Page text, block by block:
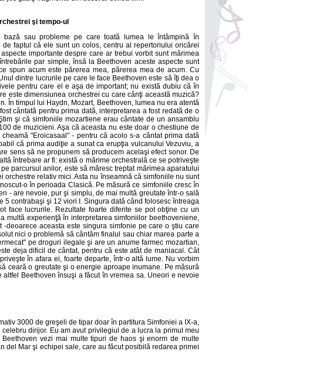
şi tempo-ul
bază sau probleme pe care toată lumea le întâmpină în
faptul că ele sunt un colos, centru al repertoriului oricărei
importante despre care ar trebui vorbit sunt mărimea
par simple, însă la Beethoven aceste aspecte sunt
spun acum este părerea mea, părerea mea de acum. Cu
dintre lucrurile pe care le face Beethoven este să îţi dea o
pentru care el e aşa de important; nu există dubiu că în
este dimensiunea orchestrei cu care cânţi această muzică?
În timpul lui Haydn, Mozart, Beethoven, lumea nu era atentă
cântată pentru prima dată, interpretarea a fost redată de o
şi că simfoniile mozartiene erau cântate de un ansamblu
de muzicieni. Aşa că aceasta nu este doar o chestiune de
"Eroicasaal" - pentru că acolo s-a cântat prima dată
că prima audiţie a sunat ca erupţia vulcanului Vezuviu, a
sens să ne propunem să producem acelaşi efect sonor. De
întrebare ar fi: există o mărime orchestrală ce se potriveşte
parcursul anilor, este să măresc treptat mărimea aparatului
relativ mici. Asta nu înseamnă că simfoniile nu sunt
o în perioada Clasică. Pe măsură ce simfoniile cresc în
- are nevoie, pur şi simplu, de mai multă greutate într-o sală
5 contrabaşi şi 12 viori I. Singura dată când folosesc întreaga
face lucrurile. Rezultate foarte diferite se pot obţine cu un
multă experienţă în interpretarea simfoniilor beethoveniene,
aceasta este singura simfonie pe care o ştiu care
nici o problemă să cântăm finalul sau chiar marea parte a
pe droguri ilegale şi are un anume farmec mozartian,
deja dificil de cântat, pentru că este atât de maniacal. Cât
în afara ei, foarte departe, într-o altă lume. Nu vorbim
ceară o greutate şi o energie aproape inumane. Pe măsură
Beethoven însuşi a făcut în vremea sa. Uneori e nevoie
3000 de greşeli de tipar doar în partitura Simfoniei a IX-a,
dirijor. Eu am avut privilegiul de a lucra la primul meu
vezi mai multe tipuri de haos şi enorm de multe
del Mar şi echipei sale, care au făcut posibilă redarea primei